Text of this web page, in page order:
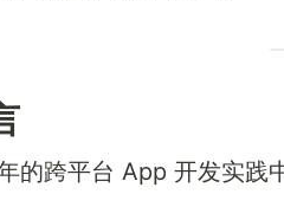
的跨平台 App 开发实践